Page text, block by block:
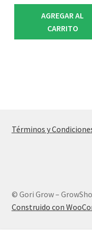
AGREGAR AL
CARRITO
Términos y
© Gori Grow –
Construido con